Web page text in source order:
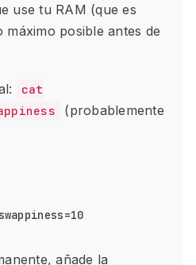
use tu RAM (que es
posible antes de
cat
(probablemente
añade la